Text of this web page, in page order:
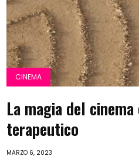
CINEMA
La magia del
terapeutico
MARZO 6, 2023